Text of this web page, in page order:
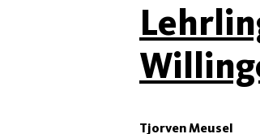
Tjorven Meusel